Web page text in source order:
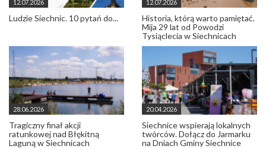
12.07.2026
Ludzie Siechnic. 10 pytań do...
12.07.2026
Historia, którą warto pamiętać.
Mija 29 lat od Powodzi
Tysiąclecia w Siechnicach
28.06.2026
Tragiczny finał akcji
ratunkowej nad Błękitną
Laguną w Siechnicach
20.04.2026
Siechnice wspierają lokalnych
twórców. Dołącz do Jarmarku
na Dniach Gminy Siechnice